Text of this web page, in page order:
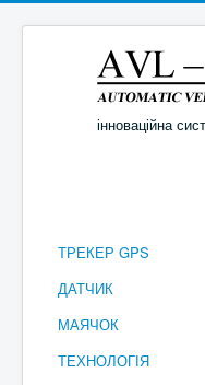
інноваційна
ТРЕКЕР GPS
ДАТЧИК
МАЯЧОК
ТЕХНОЛОГІЯ